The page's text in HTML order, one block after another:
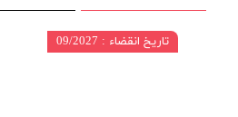
تاریخ انقضاء : 09/2027